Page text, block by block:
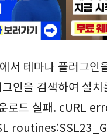
서 테마나 플러그인
인을 검색하여 설
로드 실패. cURL